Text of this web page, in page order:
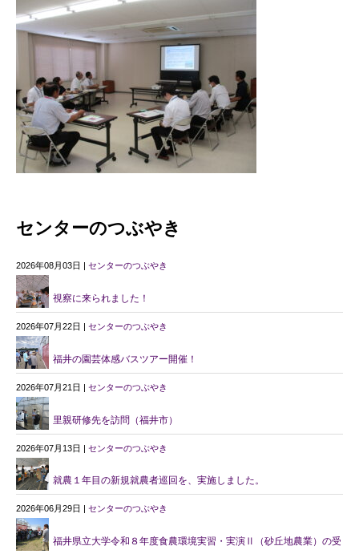
センターのつぶやき
2026年08月03日 | センターのつぶやき
視察に来られました！
2026年07月22日 | センターのつぶやき
福井の園芸体感バスツアー開催！
2026年07月21日 | センターのつぶやき
里親研修先を訪問（福井市）
2026年07月13日 | センターのつぶやき
就農１年目の新規就農者巡回を、実施しました。
2026年06月29日 | センターのつぶやき
福井県立大学令和８年度食農環境実習・実演Ⅱ（砂丘地農業）の受